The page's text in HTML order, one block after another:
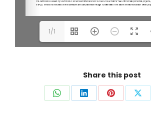
1/1
Share this post
Auf
Auf
Auf
Auf